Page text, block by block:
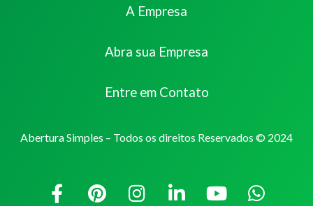
A Empresa
Abra sua Empresa
Entre em Contato
Abertura Simples – Todos os direitos Reservados © 2024